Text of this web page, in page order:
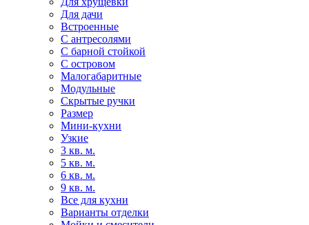
Для дачи
Встроенные
С антресолями
С барной стойкой
С островом
Малогабаритные
Модульные
Скрытые ручки
Размер
Мини-кухни
Узкие
3 кв. м.
5 кв. м.
6 кв. м.
9 кв. м.
Все для кухни
Варианты отделки